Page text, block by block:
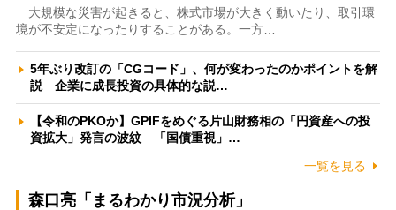
大規模な災害が起きると、株式市場が大きく動いたり、取引環
境が不安定になったりすることがある。一方…
5年ぶり改訂の「CGコード」、何が変わったのかポイントを解
説 企業に成長投資の具体的な説…
【令和のPKOか】GPIFをめぐる片山財務相の「円資産への投
資拡大」発言の波紋 「国債重視」…
一覧を見る
森口亮「まるわかり市況分析」